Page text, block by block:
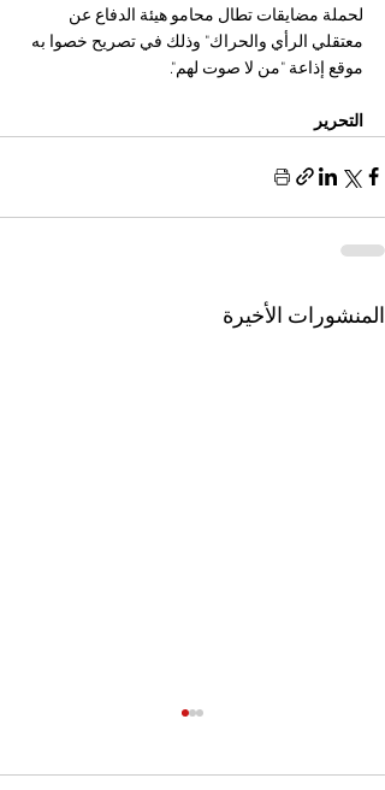
لحملة مضايقات تطال محامو هيئة الدفاع عن
معتقلي الرأي والحراك" وذلك في تصريح خصوا به
موقع إذاعة "من لا صوت لهم".
التحرير
المنشورات الأخيرة